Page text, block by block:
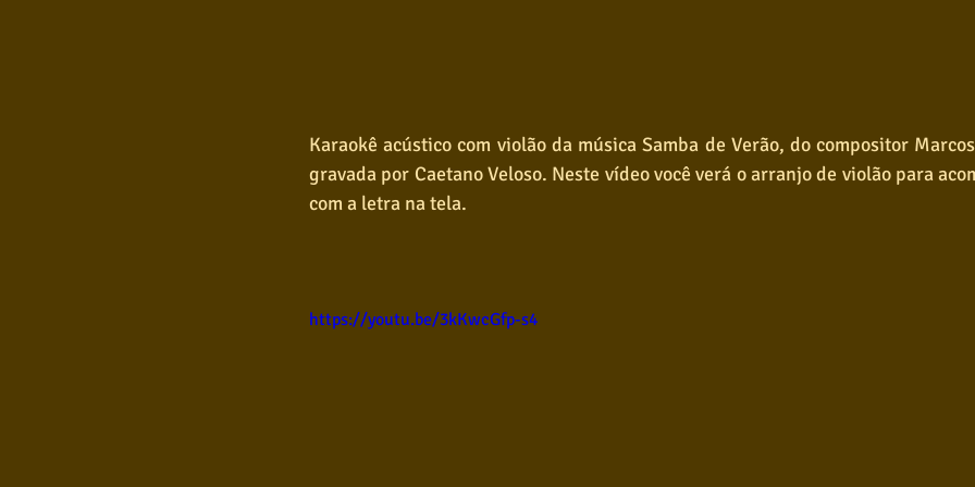
Karaokê acústico com violão da música Samba de Verão, do compositor
gravada por Caetano Veloso. Neste vídeo você verá o arranjo de violão para
com a letra na tela.
https://youtu.be/3kKwcGfp-s4